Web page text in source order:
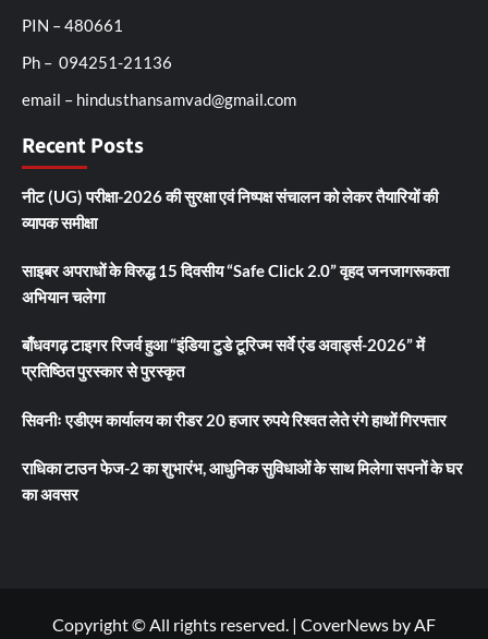
PIN – 480661
Ph – 094251-21136
email – hindusthansamvad@gmail.com
Recent Posts
नीट (UG) परीक्षा-2026 की सुरक्षा एवं निष्पक्ष संचालन को लेकर तैयारियों की
व्यापक समीक्षा
साइबर अपराधों के विरुद्ध 15 दिवसीय “Safe Click 2.0” वृहद जनजागरूकता
अभियान चलेगा
बाँधवगढ़ टाइगर रिजर्व हुआ “इंडिया टुडे टूरिज्म सर्वे एंड अवार्ड्स-2026” में
प्रतिष्ठित पुरस्कार से पुरस्कृत
सिवनीः एडीएम कार्यालय का रीडर 20 हजार रुपये रिश्वत लेते रंगे हाथों गिरफ्तार
राधिका टाउन फेज-2 का शुभारंभ, आधुनिक सुविधाओं के साथ मिलेगा सपनों के घर
का अवसर
Copyright © All rights reserved. | CoverNews by AF